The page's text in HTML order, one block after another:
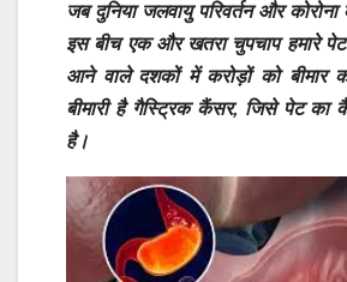
जब दुनिया जलवायु परिवर्तन और
इस बीच एक और खतरा चुपचाप हमारे
आने वाले दशकों में करोड़ों को बीमार
बीमारी है गैस्ट्रिक कैंसर, जिसे पेट का
है।